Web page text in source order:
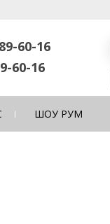
60-16
60-16
ШОУ РУМ